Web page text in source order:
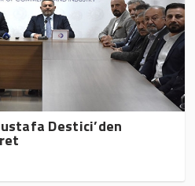
Destici’den